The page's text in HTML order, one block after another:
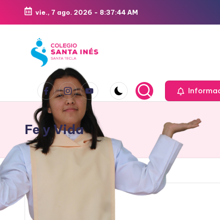
Saltar
contenido
vie., 7 ago. 2026 - 8:37:45 AM
Fe y Vida